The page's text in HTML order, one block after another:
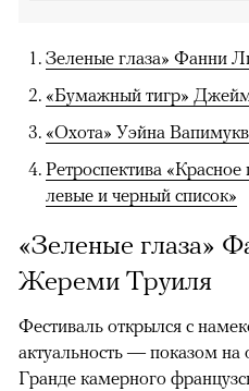
Зеленые глаза» Фанни
«Бумажный тигр»
«Охота» Уэйна
Ретроспектива «Красное
левые и черный список»
«Зеленые глаза»
Жереми Труиля
Фестиваль открылся с
актуальность — показом
Гранде камерного